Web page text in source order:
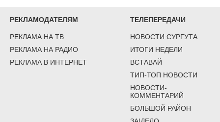
РЕКЛАМОДАТЕЛЯМ
РЕКЛАМА НА ТВ
РЕКЛАМА НА РАДИО
РЕКЛАМА В ИНТЕРНЕТ
ТЕЛЕПЕРЕДАЧИ
НОВОСТИ СУРГУТА
ИТОГИ НЕДЕЛИ
ВСТАВАЙ
ТИП-ТОП НОВОСТИ
НОВОСТИ-
КОММЕНТАРИЙ
БОЛЬШОЙ РАЙОН